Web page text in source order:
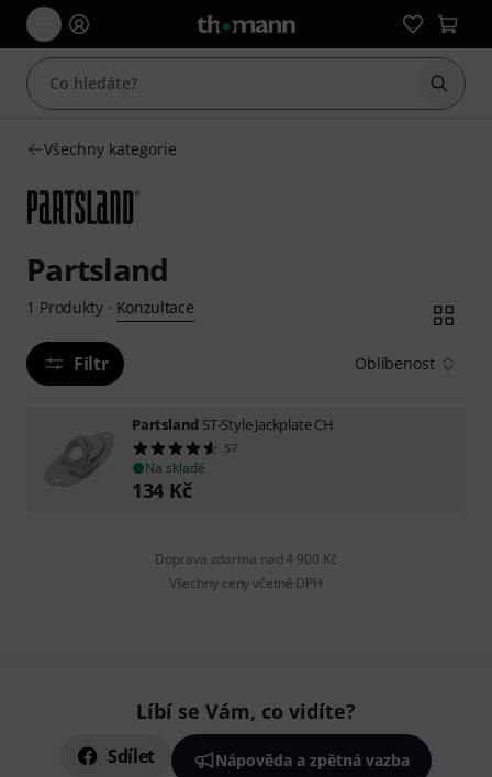
Začít
Všechny kategorie
Partsland
1 Produkty· Konzultace
Filtr Oblíbenost
Partsland ST-Style Jackplate CH
57
Na skladě
134 Kč
Doprava zdarma nad 4 900 Kč
Všechny ceny včetně DPH
Líbí se Vám, co vidíte?
Sdílet Nápověda a zpětná vazba